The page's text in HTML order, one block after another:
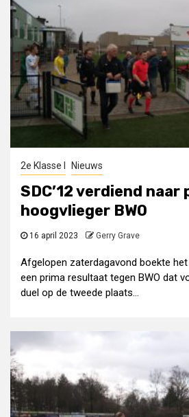
2e Klasse I Nieuws
SDC’12 verdiend
hoogvlieger BWO
16 april 2023 Gerry Grave
Afgelopen zaterdagavond boekte het
een prima resultaat tegen BWO dat
duel op de tweede plaats...